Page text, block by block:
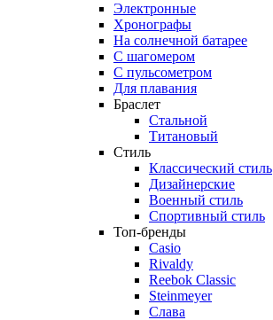
Электронные
Хронографы
На солнечной батарее
С шагомером
С пульсометром
Для плавания
Браслет
Стальной
Титановый
Стиль
Классический стиль
Дизайнерские
Военный стиль
Спортивный стиль
Топ-бренды
Casio
Rivaldy
Reebok Classic
Steinmeyer
Слава